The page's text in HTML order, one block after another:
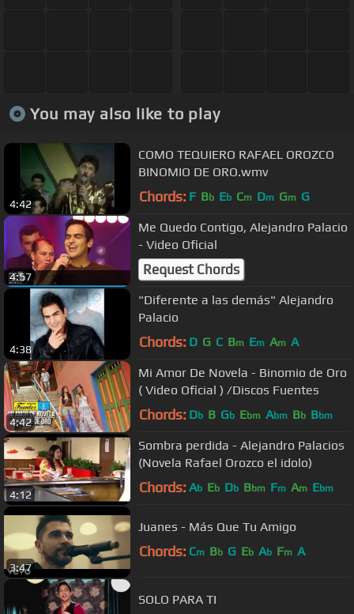
You may also like to play
4:42
COMO TEQUIERO RAFAEL OROZCO
BINOMIO DE ORO.wmv
Chords: F Bb Eb Cm Dm Gm G
4:57
Me Quedo Contigo, Alejandro Palacio
- Video Oficial
Request Chords
4:38
"Diferente a las demás" Alejandro
Palacio
Chords: D G C Bm Em Am A
4:42
Mi Amor De Novela - Binomio de Oro
( Video Oficial ) /Discos Fuentes
Chords: Db B Gb Ebm Abm Bb Bbm
4:12
Sombra perdida - Alejandro Palacios
(Novela Rafael Orozco el idolo)
Chords: Ab Eb Db Bbm Fm Am Ebm
3:47
Juanes - Más Que Tu Amigo
Chords: Cm Bb G Eb Ab Fm A
SOLO PARA TI